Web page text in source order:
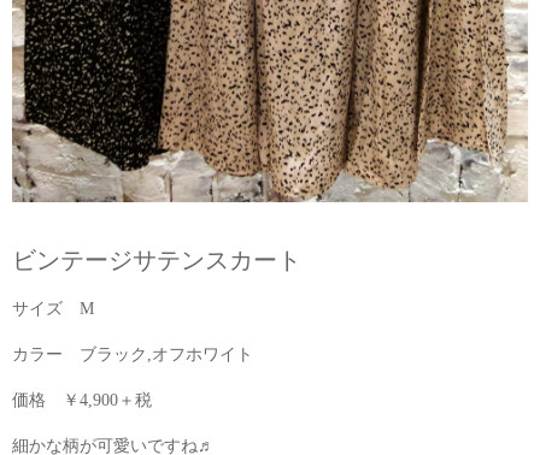
ビンテージサテンスカート
サイズ M
カラー ブラック,オフホワイト
価格 ￥4,900＋税
細かな柄が可愛いですね♬